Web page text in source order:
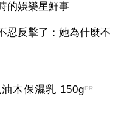
的娛樂星鮮事
反擊了：她為什麼不
木保濕乳 150gPR